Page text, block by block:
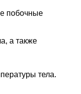
побочные
а также
тела.